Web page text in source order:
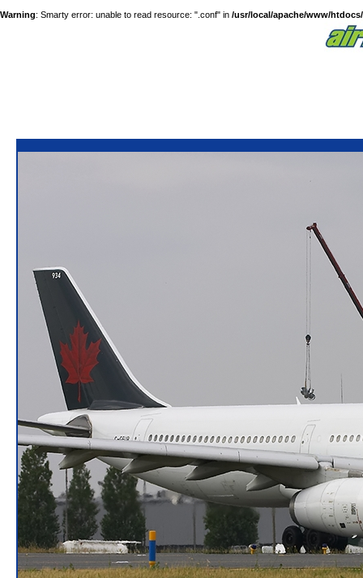
Warning: Smarty error: unable to read resource: ".conf" in /usr/local/apache/www/